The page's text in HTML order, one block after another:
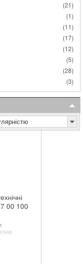
(21)
(1)
(11)
(17)
(12)
(5)
(28)
(3)
00 100